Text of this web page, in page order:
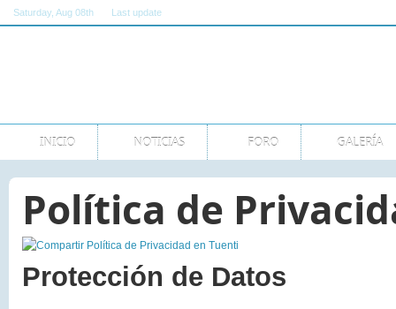
Saturday , Aug 08th Last update
INICIO NOTICIAS FORO GALERÍA
Política de
Protección de Datos